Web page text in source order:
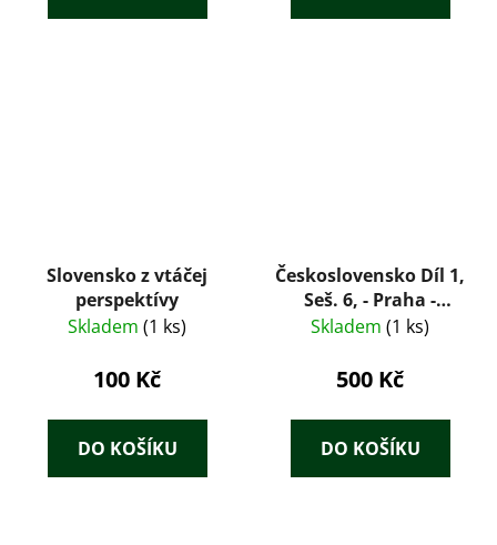
Slovensko z vtáčej
perspektívy
Skladem (1 ks)
100 Kč
DO KOŠÍKU
Československo Díl 1,
Seš. 6, - Praha -
Moderní část -
historické
Skladem (1 ks)
500 Kč
DO KOŠÍKU